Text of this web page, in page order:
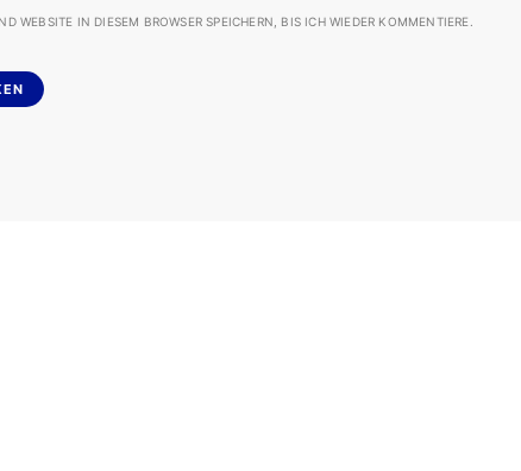
WEBSITE IN DIESEM BROWSER SPEICHERN, BIS ICH WIEDER KOMMENTIERE.